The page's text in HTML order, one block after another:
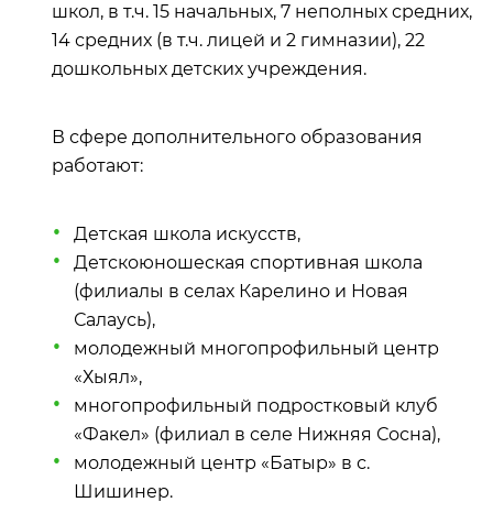
школ, в т.ч. 15 начальных, 7 неполных средних,
14 средних (в т.ч. лицей и 2 гимназии), 22
дошкольных детских учреждения.
В сфере дополнительного образования
работают:
Детская школа искусств,
Детскоюношеская спортивная школа
(филиалы в селах Карелино и Новая
Салаусь),
молодежный многопрофильный центр
«Хыял»,
многопрофильный подростковый клуб
«Факел» (филиал в селе Нижняя Сосна),
молодежный центр «Батыр» в с.
Шишинер.